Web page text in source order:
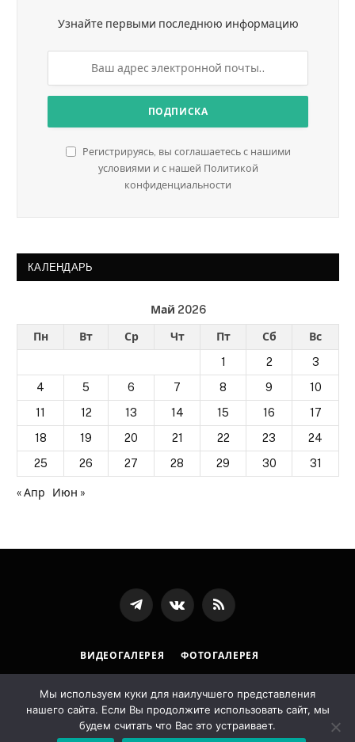
Узнайте первыми последнюю информацию
Регистрируясь, вы соглашаетесь с нашими
условиями и с нашей Политикой
конфиденциальности
КАЛЕНДАРЬ
Май 2026
Пн Вт Ср Чт Пт Сб
Вс
1
2
3
4
5 6 7 8 9
10
11
12 13 14 15 16
17
18
19 20 21 22 23
24
25
26 27 28 29 30 31
« Апр Июн »
ТелеграммВКонтактеRSS-
ВИДЕОГАЛЕРЕЯ ФОТОГАЛЕРЕЯ
© 2026 Государственная архивная служба Республики
Ингушетия. Designed byLostArt .
Мы используем куки для наилучшего представления
нашего сайта. Если Вы продолжите использовать сайт, мы
будем считать что Вас это устраивает.